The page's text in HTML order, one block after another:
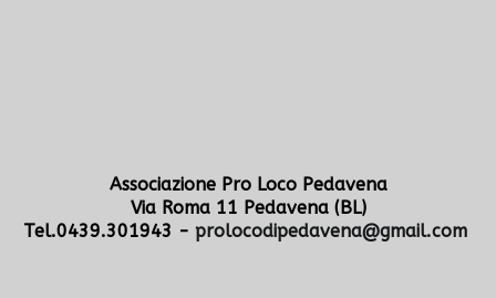
Associazione Pro Loco Pedavena
Via Roma 11 Pedavena (BL)
Tel.0439.301943 - prolocodipedavena@gmail.com